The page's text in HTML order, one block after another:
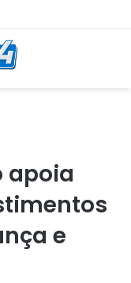
apoia
e